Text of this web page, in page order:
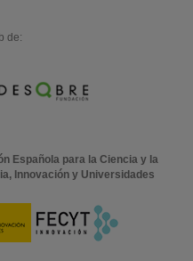
de:
Española para la Ciencia y la
Innovación y Universidades